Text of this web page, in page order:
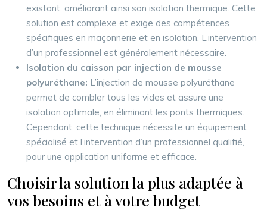
existant, améliorant ainsi son isolation thermique. Cette
solution est complexe et exige des compétences
spécifiques en maçonnerie et en isolation. L’intervention
d’un professionnel est généralement nécessaire.
Isolation du caisson par injection de mousse
polyuréthane: L’injection de mousse polyuréthane
permet de combler tous les vides et assure une
isolation optimale, en éliminant les ponts thermiques.
Cependant, cette technique nécessite un équipement
spécialisé et l’intervention d’un professionnel qualifié,
pour une application uniforme et efficace.
Choisir la solution la plus adaptée à
vos besoins et à votre budget